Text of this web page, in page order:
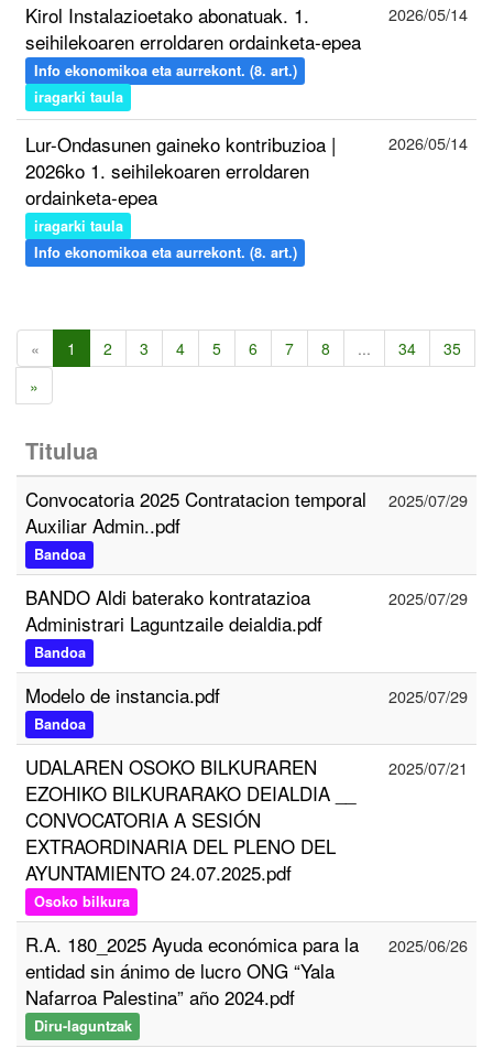
Kirol Instalazioetako abonatuak. 1.
seihilekoaren erroldaren ordainketa-epea
Info ekonomikoa eta aurrekont. (8. art.)
iragarki taula
2026/05/14
Lur-Ondasunen gaineko kontribuzioa |
2026ko 1. seihilekoaren erroldaren
ordainketa-epea
iragarki taula
Info ekonomikoa eta aurrekont. (8. art.)
2026/05/14
« 1 2 3 4 5 6 7 8 ... 34
35
»
Titulua
Convocatoria 2025 Contratacion temporal
Auxiliar Admin..pdf
Bandoa
2025/07/29
BANDO Aldi baterako kontratazioa
Administrari Laguntzaile deialdia.pdf
Bandoa
2025/07/29
Modelo de instancia.pdf
Bandoa
2025/07/29
UDALAREN OSOKO BILKURAREN
EZOHIKO BILKURARAKO DEIALDIA __
CONVOCATORIA A SESIÓN
EXTRAORDINARIA DEL PLENO DEL
AYUNTAMIENTO 24.07.2025.pdf
Osoko bilkura
2025/07/21
R.A. 180_2025 Ayuda económica para la
entidad sin ánimo de lucro ONG “Yala
Nafarroa Palestina” año 2024.pdf
Diru-laguntzak
2025/06/26